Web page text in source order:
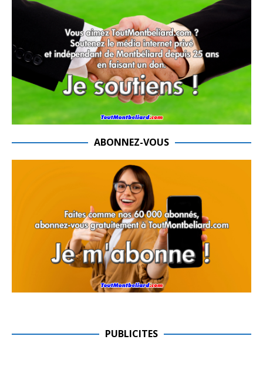
ABONNEZ-VOUS
PUBLICITES